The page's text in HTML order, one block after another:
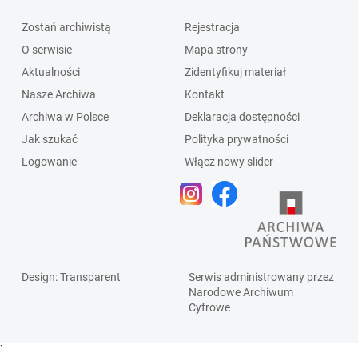
Zostań archiwistą
O serwisie
Aktualności
Nasze Archiwa
Archiwa w Polsce
Jak szukać
Logowanie
Rejestracja
Mapa strony
Zidentyfikuj materiał
Kontakt
Deklaracja dostępności
Polityka prywatności
Włącz nowy slider
Design: Transparent
Serwis administrowany przez
Narodowe Archiwum
Cyfrowe
`